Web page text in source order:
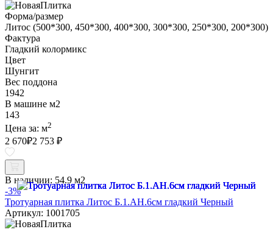
Форма/размер
Литос (500*300, 450*300, 400*300, 300*300, 250*300, 200*300)
Фактура
Гладкий колормикс
Цвет
Шунгит
Вес поддона
1942
В машине м2
143
Цена за: м2
2 670₽2 753 ₽
В наличии: 54.9 м2
-3%
Тротуарная плитка Литос Б.1.АН.6см гладкий Черный
Артикул: 1001705